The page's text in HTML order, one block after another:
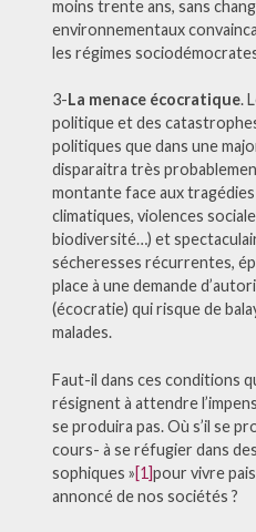
moins trente ans, sans
environnementaux
les régimes
3-La menace écocratique.
politique et des
politiques que dans une
disparaitra très
montante face aux
climatiques, violences
biodiversité…) et
sécheresses récurrentes,
place à une demande
(écocratie) qui risque de
malades.
Faut-il dans ces conditions
résignent à attendre
se produira pas. Où s’il se
cours- à se réfugier dans
sophiques »[1]pour vivre
annoncé de nos sociétés ?